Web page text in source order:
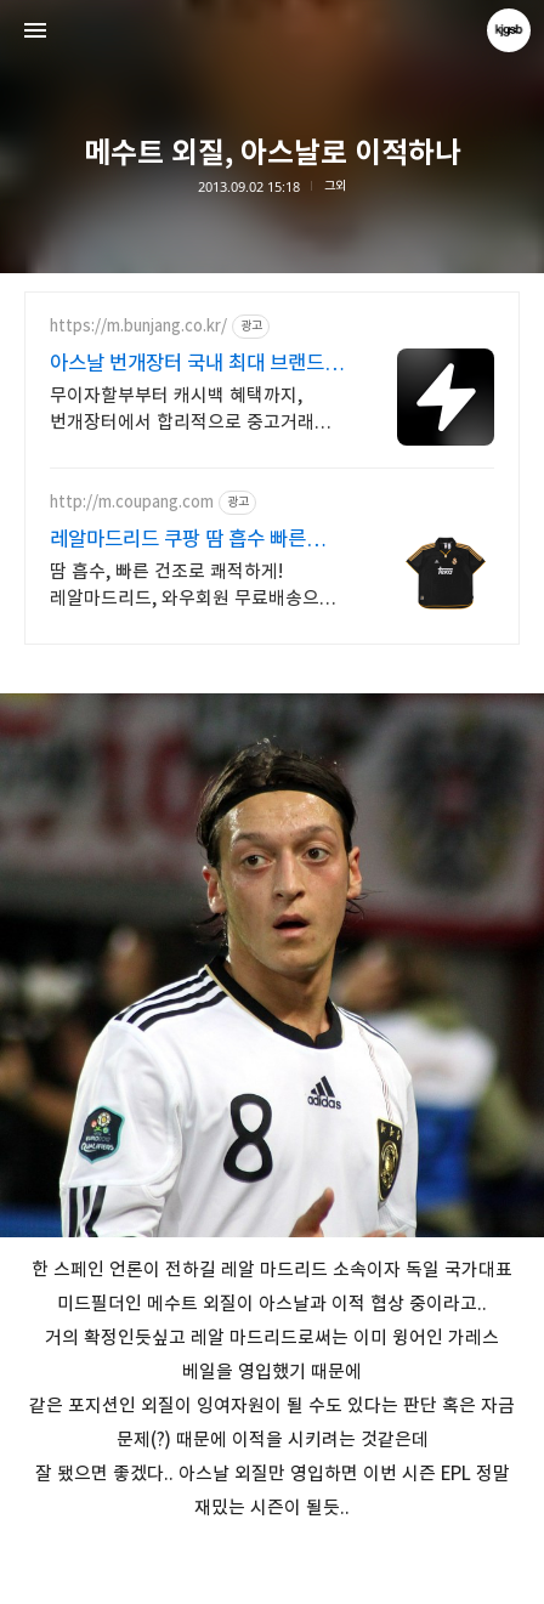
메수트 외질, 아스날로 이적하나
2013.09.02 15:18 그외
https://m.bunjang.co.kr/ 광고
아스날 번개장터 국내 최대 브랜드
중고거래
무이자할부부터 캐시백 혜택까지,
번개장터에서 합리적으로 중고거래
상품 업로드
http://m.coupang.com 광고
레알마드리드 쿠팡 땀 흡수 빠른
스포츠 이너
땀 흡수, 빠른 건조로 쾌적하게!
레알마드리드, 와우회원 무료배송으로
한 스페인 언론이 전하길 레알 마드리드 소속이자 독일 국가대표
미드필더인 메수트 외질이 아스날과 이적 협상 중이라고..
거의 확정인듯싶고 레알 마드리드로써는 이미 윙어인 가레스
베일을 영입했기 때문에
같은 포지션인 외질이 잉여자원이 될 수도 있다는 판단 혹은 자금
문제(?) 때문에 이적을 시키려는 것같은데
잘 됐으면 좋겠다.. 아스날 외질만 영입하면 이번 시즌 EPL 정말
재밌는 시즌이 될듯..
kjgsb